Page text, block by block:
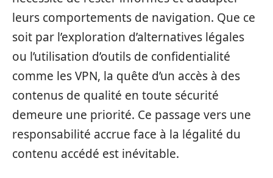
leurs comportements de navigation. Que ce
soit par l’exploration d’alternatives légales
ou l’utilisation d’outils de confidentialité
comme les VPN, la quête d’un accès à des
contenus de qualité en toute sécurité
demeure une priorité. Ce passage vers une
responsabilité accrue face à la légalité du
contenu accédé est inévitable.